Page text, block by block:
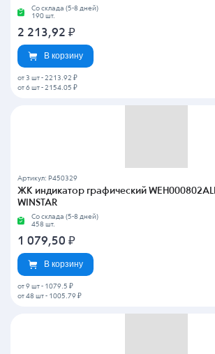
Со склада (5-8 дней)
190 шт.
2 213,92 ₽
В корзину
от 3 шт - 2213.92 ₽
от 6 шт - 2154.05 ₽
Артикул: P450329
ЖК индикатор графический
WINSTAR
Со склада (5-8 дней)
458 шт.
1 079,50 ₽
В корзину
от 9 шт - 1079.5 ₽
от 48 шт - 1005.79 ₽